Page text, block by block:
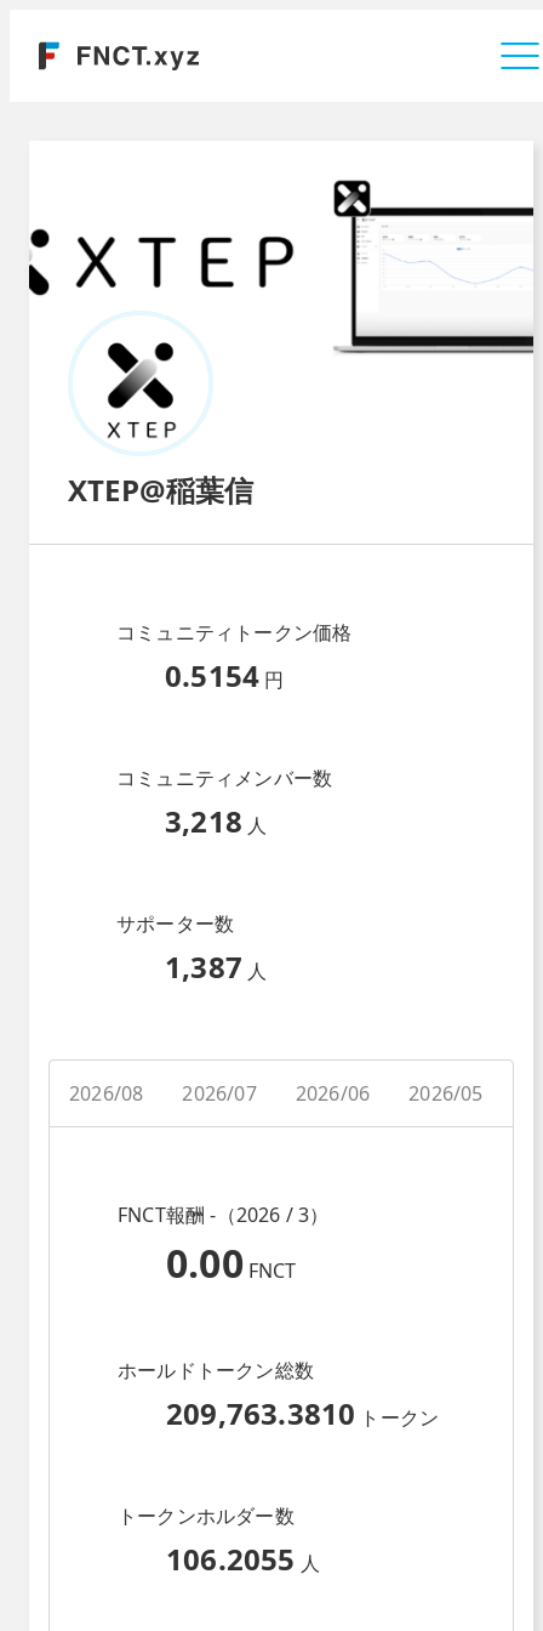
XTEP@稲葉信
コミュニティトークン価格
0.5154 円
コミュニティメンバー数
3,218 人
サポーター数
1,387 人
2026/08 2026/07 2026/06 2026/05
FNCT報酬 -（2026 / 3）
0.00 FNCT
ホールドトークン総数
209,763.3810 トークン
トークンホルダー数
106.2055 人